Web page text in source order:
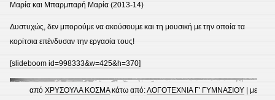
Μαρία και Μπαρμπαρή Μαρία (2013-14)
Δυστυχώς, δεν μπορούμε να ακούσουμε και τη μουσική με την οποία τα
κορίτσια επένδυσαν την εργασία τους!
[slideboom id=998333&w=425&h=370]
απόΧΡΥΣΟΥΛΑ ΚΟΣΜΑκάτω από:ΛΟΓΟΤΕΧΝΙΑ Γ' ΓΥΜΝΑΣΙΟΥ | με